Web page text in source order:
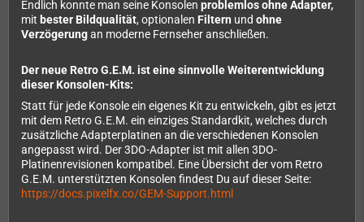
Endlich konnte man seine Konsolen problemlos ohne Adapter,
mit bester Bildqualität, optionalen Filtern und ohne
Verzögerungan moderne Fernseher anschließen.
Der neue Retro G.E.M. ist eine sinnvolle Weiterentwicklung
dieser Konsolen-Kits:
Statt für jede Konsole ein eigenes Kit zu entwickeln, gibt es jetzt
mit dem Retro G.E.M. ein einziges Standardkit, welches durch
zusätzliche Adapterplatinen an die verschiedenen Konsolen
angepasst wird. Der 3DO-Adapter ist mit allen 3DO-
Platinenrevisionen kompatibel. Eine Übersicht der vom Retro
G.E.M. unterstützten Konsolen findest Du auf dieser Seite:
https://docs.pixelfx.co/GEM-Support.html